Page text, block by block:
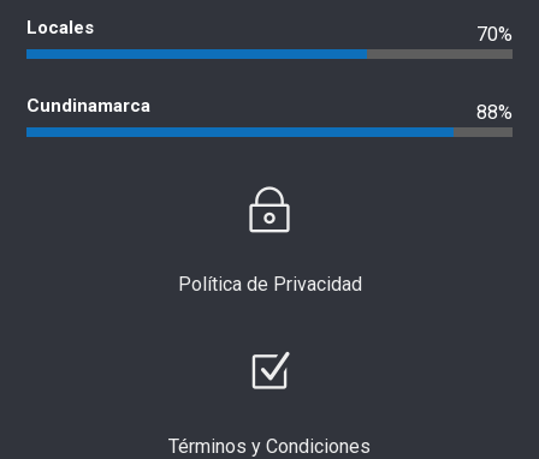
Locales 70%
Cundinamarca 88%
Política de Privacidad
Términos y Condiciones